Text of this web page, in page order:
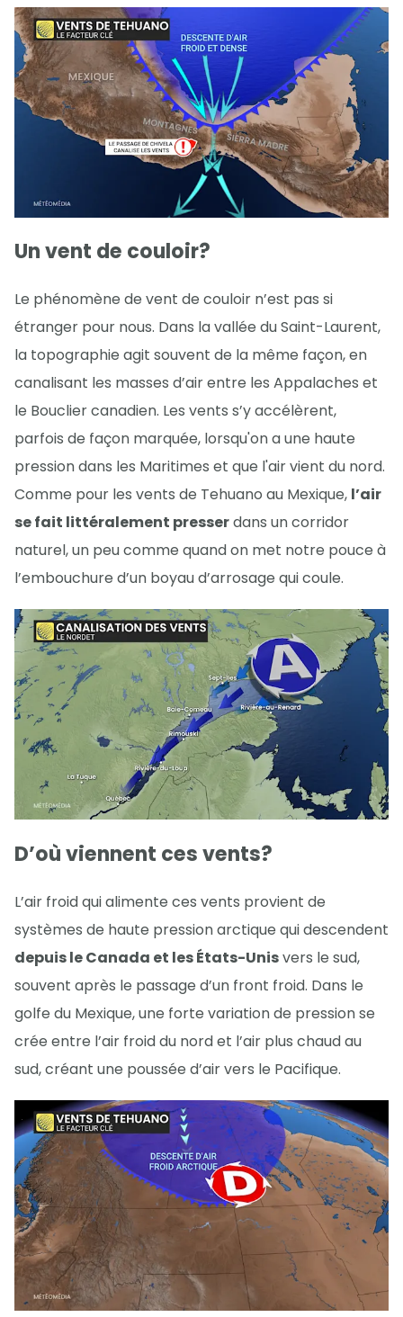
Un vent de couloir?
Le phénomène de vent de couloir n’est pas si
étranger pour nous. Dans la vallée du Saint-Laurent,
la topographie agit souvent de la même façon, en
canalisant les masses d’air entre les Appalaches et
le Bouclier canadien. Les vents s’y accélèrent,
parfois de façon marquée, lorsqu'on a une haute
pression dans les Maritimes et que l'air vient du nord.
Comme pour les vents de Tehuano au Mexique, l’air
se fait littéralement presserdans un corridor
naturel, un peu comme quand on met notre pouce à
l’embouchure d’un boyau d’arrosage qui coule.
D’où viennent ces vents?
L’air froid qui alimente ces vents provient de
systèmes de haute pression arctique qui descendent
depuis le Canada et les États-Unisvers le sud,
souvent après le passage d’un front froid. Dans le
golfe du Mexique, une forte variation de pression se
crée entre l’air froid du nord et l’air plus chaud au
sud, créant une poussée d’air vers le Pacifique.